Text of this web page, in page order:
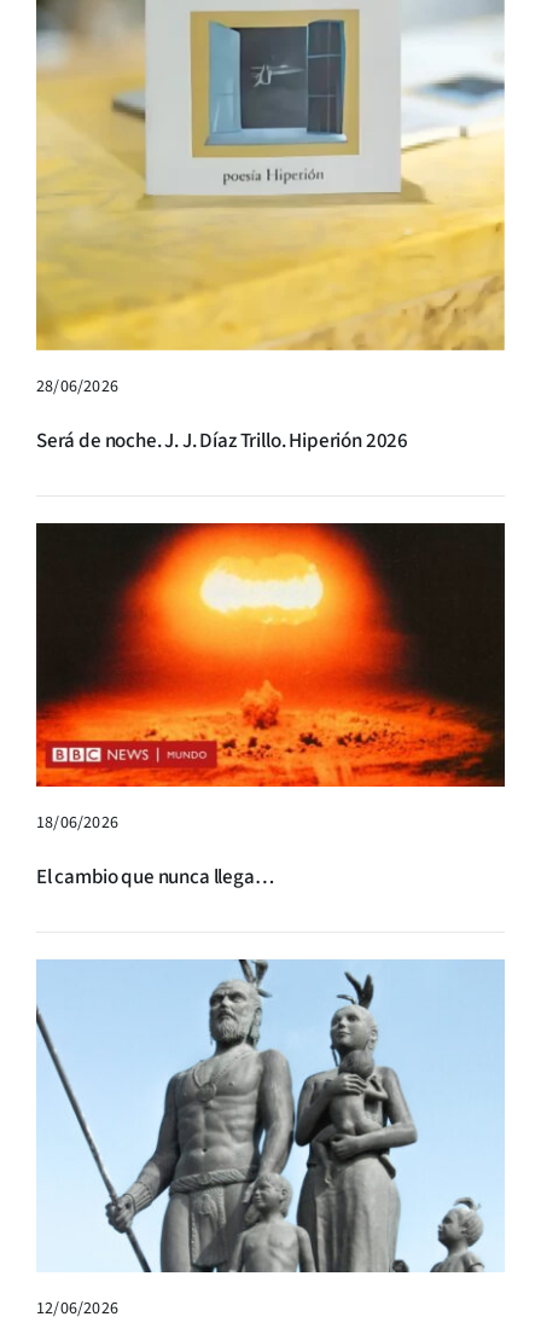
28/06/2026
Será de noche. J. J. Díaz Trillo. Hiperión 2026
18/06/2026
El cambio que nunca llega…
12/06/2026